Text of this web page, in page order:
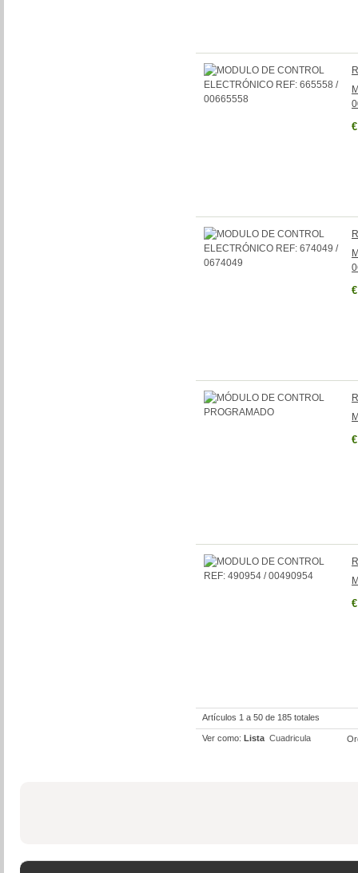
Artículos 1 a 50 de 185 totales
Ver como: Lista Cuadricula